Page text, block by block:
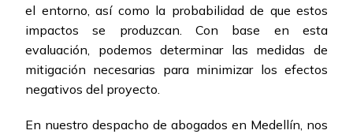
el entorno, así como la probabilidad de que estos
impactos se produzcan. Con base en esta
evaluación, podemos determinar las medidas de
mitigación necesarias para minimizar los efectos
negativos del proyecto.
En nuestro despacho de abogados en Medellín, nos